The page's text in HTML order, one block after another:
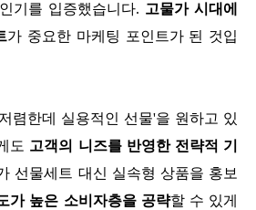
기를 입증했습니다. 고물가 시대에
가 중요한 마케팅 포인트가 된 것입
렴한데 실용적인 선물'을 원하고 있
도 고객의 니즈를 반영한 전략적 기
선물세트 대신 실속형 상품을 홍보
가 높은 소비자층을 공략할 수 있게